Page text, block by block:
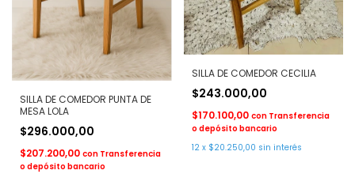
SILLA DE COMEDOR PUNTA DE
MESA LOLA
$296.000,00
$207.200,00 con Transferencia
o depósito bancario
SILLA DE COMEDOR CECILIA
$243.000,00
$170.100,00 con Transferencia
o depósito bancario
12 x $20.250,00 sin interés